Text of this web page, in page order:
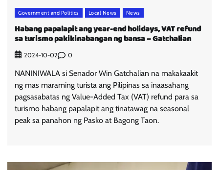
Government and Politics Local News News
Habang papalapit ang year-end holidays, VAT refund
sa turismo pakikinabangan ng bansa – Gatchalian
2024-10-02 0
NANINIWALA si Senador Win Gatchalian na makakaakit
ng mas maraming turista ang Pilipinas sa inaasahang
pagsasabatas ng Value-Added Tax (VAT) refund para sa
turismo habang papalapit ang tinatawag na seasonal
peak sa panahon ng Pasko at Bagong Taon.